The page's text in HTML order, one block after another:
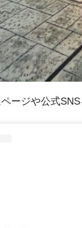
ージや公式SNS